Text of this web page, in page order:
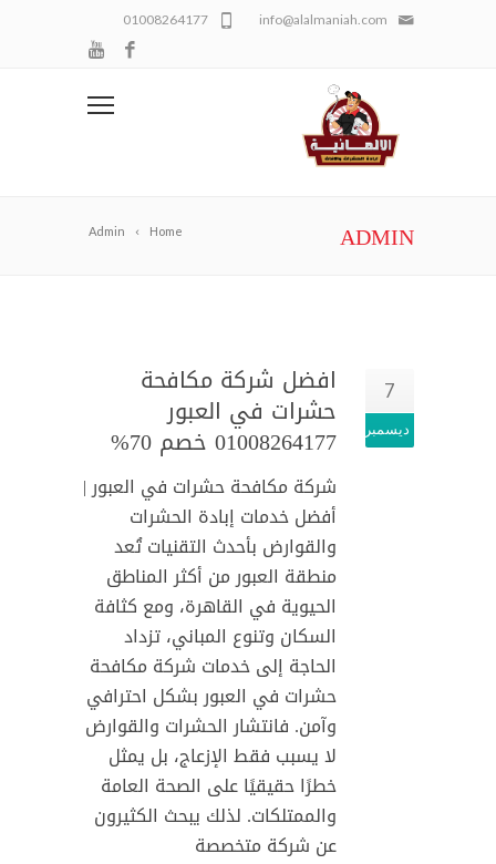
info@alalmaniah.com
01008264177
Home
Admin ADMIN
7
ديسمبر
افضل شركة مكافحة
حشرات في العبور
01008264177 خصم 70%
شركة مكافحة حشرات في العبور |
أفضل خدمات إبادة الحشرات
والقوارض بأحدث التقنيات تُعد
منطقة العبور من أكثر المناطق
الحيوية في القاهرة، ومع كثافة
السكان وتنوع المباني، تزداد
الحاجة إلى خدمات شركة مكافحة
حشرات في العبور بشكل احترافي
وآمن. فانتشار الحشرات والقوارض
لا يسبب فقط الإزعاج، بل يمثل
خطرًا حقيقيًا على الصحة العامة
والممتلكات. لذلك يبحث الكثيرون
عن شركة متخصصة